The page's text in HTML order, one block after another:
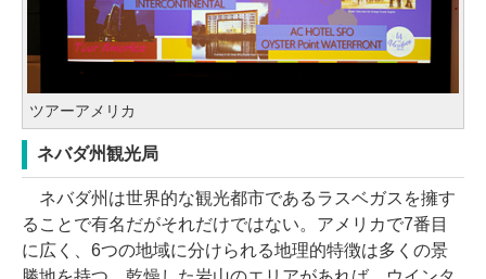
ツアーアメリカ
ネバダ州観光局
ネバダ州は世界的な観光都市であるラスベガスを擁す
ることで有名だがそれだけではない。アメリカで7番目
に広く、6つの地域に分けられる地理的特徴は多くの景